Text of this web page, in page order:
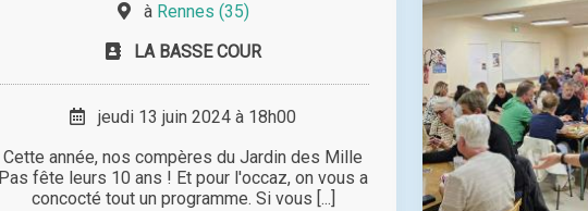
à Rennes (35)
LA BASSE COUR
jeudi 13 juin 2024 à 18h00
Cette année, nos compères du Jardin des Mille
Pas fête leurs 10 ans ! Et pour l'occaz, on vous a
concocté tout un programme. Si vous [...]